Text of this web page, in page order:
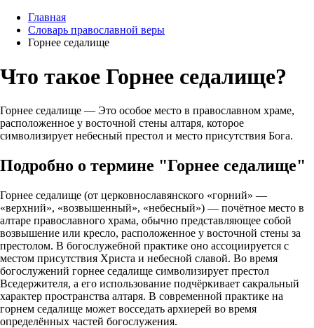
Главная
Словарь православной веры
Горнее седалище
Что такое Горнее седалище?
Горнее седалище — Это особое место в православном храме,
расположенное у восточной стены алтаря, которое
символизирует небесный престол и место присутствия Бога.
Подробно о термине "Горнее седалище"
Горнее седалище (от церковнославянского «горний» —
«верхний», «возвышенный», «небесный») — почётное место в
алтаре православного храма, обычно представляющее собой
возвышение или кресло, расположенное у восточной стены за
престолом. В богослужебной практике оно ассоциируется с
местом присутствия Христа и небесной славой. Во время
богослужений горнее седалище символизирует престол
Вседержителя, а его использование подчёркивает сакральный
характер пространства алтаря. В современной практике на
горнем седалище может восседать архиерей во время
определённых частей богослужения.